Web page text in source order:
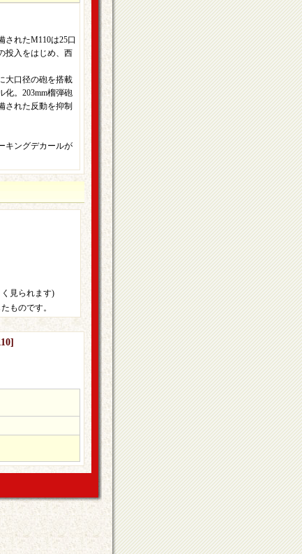
されたM110は25口
投入をはじめ、西
大口径の砲を搭載
化。203mm榴弾砲
された反動を抑制
キングデカールが
見られます)
ものです。
]